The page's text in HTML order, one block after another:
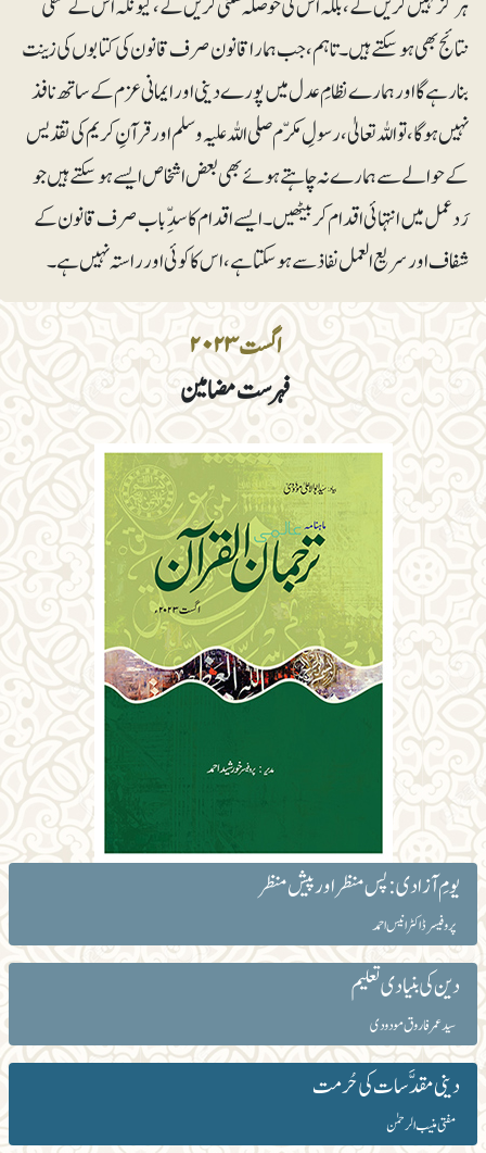
اگست ۲۰۲۳
فہرست مضامین
یومِ آزادی: پس منظر اور پیش منظر
پروفیسر ڈاکٹر انیس احمد
دین کی بنیادی تعلیم
سید عمر فاروق مودودی
دینی مقدَّسات کی حُرمت
مفتی منیب الرحمٰن
نتائج بھی ہوسکتے ہیں۔ تاہم، جب ہمارا قانون صرف قانون کی کتابوں کی زینت
بنا رہے گااور ہمارے نظامِ عدل میں پورے دینی اور ایمانی عزم کے ساتھ نافذ
نہیں ہوگا، تو اللہ تعالیٰ ،رسولِ مکرّم صلی اللہ علیہ وسلم اور قرآنِ کریم کی تقدیس
کے حوالے سے ہمارے نہ چاہتے ہوئے بھی بعض اشخاص ایسے ہوسکتے ہیں جو
رَدعمل میں انتہائی اقدام کر بیٹھیں۔ ایسے اقدام کا سدِّباب صرف قانون کے
شفاف اور سریع العمل نفاذ سے ہوسکتا ہے ،اس کا کوئی اور راستہ نہیں ہے۔